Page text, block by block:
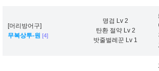
[머리방어구]
무복상투-원 [4]
명검 Lv 2
탄환 절약 Lv 2
밧줄벌레꾼 Lv 1